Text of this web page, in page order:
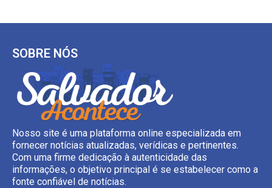
SOBRE NÓS
Nosso site é uma plataforma online especializada em
fornecer notícias atualizadas, verídicas e pertinentes.
Com uma firme dedicação à autenticidade das
informações, o objetivo principal é se estabelecer como a
fonte confiável de notícias.